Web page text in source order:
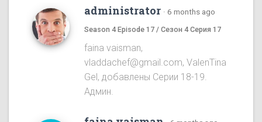
administrator · 6 months ago
Season 4 Episode 17 / Сезон 4 Серия 17
faina vaisman,
vladdachef@gmail.com, ValenTina
Gel, добавлены Серии 18-19.
Админ.